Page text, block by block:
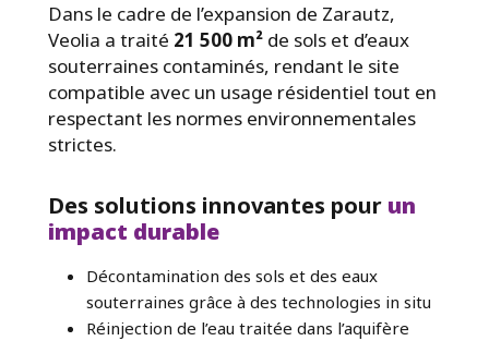
Dans le cadre de l’expansion de Zarautz,
Veolia a traité 21 500 m² de sols et d’eaux
souterraines contaminés, rendant le site
compatible avec un usage résidentiel tout en
respectant les normes environnementales
strictes.
Des solutions innovantes pour un
impact durable
Décontamination des sols et des eaux
souterraines grâce à des technologies in situ
Réinjection de l’eau traitée dans l’aquifère